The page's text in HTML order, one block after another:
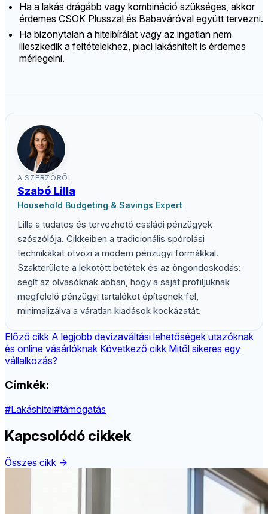
Ha a lakás drágább vagy kombináció szükséges, akkor
érdemes CSOK Plusszal és Babaváróval együtt tervezni.
Ha bizonytalan a hitelbírálat vagy az ingatlan nem
illeszkedik a feltételekhez, piaci lakáshitelt is érdemes
mérlegelni.
A SZERZŐRŐL
Szabó Lilla
Household Budgeting & Savings Expert
Lilla a tudatos és tervezhető családi pénzügyek
szószólója. Cikkeiben a tradicionális spórolási
technikákat ötvözi a modern pénzügyi formákkal.
Szakterülete a lekötött betétek és az öngondoskodás:
segít az olvasóknak abban, hogy a saját profiljuknak
megfelelő pénzügyi tartalékot építsenek fel,
minimalizálva a váratlan kiadások kockázatát.
Előző cikk A legjobb devizaváltási lehetőségek utazóknak
és online vásárlóknak Következő cikk Mitől sikeres egy
vállalkozás?
Címkék:
#Lakáshitel#támogatás
Kapcsolódó cikkek
Összes cikk →